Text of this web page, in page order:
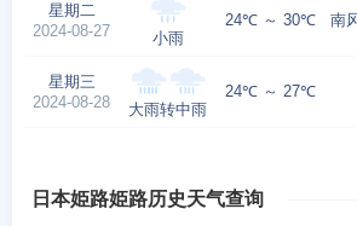
星期二
2024-08-27
小雨
24℃ ～ 30℃ 南
星期三
2024-08-28
大雨转中雨
24℃ ～ 27℃
日本姫路姫路历史天气查询